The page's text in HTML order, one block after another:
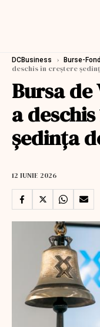
DCBusiness › Burse-
deschis în creştere
Bursa
a
şedinţa
12 IUNIE 2026